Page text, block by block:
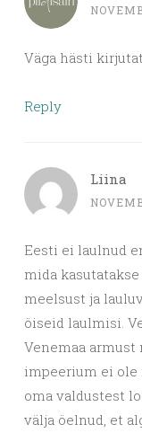
Väga hästi
Reply
Liina
Eesti ei laulnud
mida
meelsust ja
öiseid laulmisi.
Venemaa armust
impeerium ei
oma valdustest
välja öelnud, et